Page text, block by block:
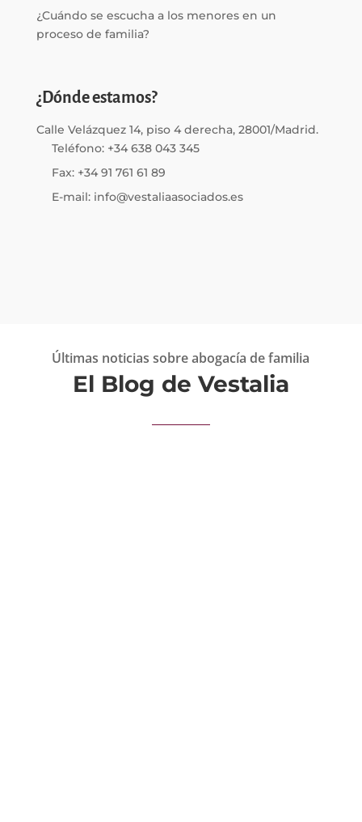
¿Cuándo se escucha a los menores en un
proceso de familia?
¿Dónde estamos?
Calle Velázquez 14, piso 4 derecha, 28001/Madrid.
Teléfono: +34 638 043 345
Fax: +34 91 761 61 89
E-mail: info@vestaliaasociados.es
Últimas noticias sobre abogacía de familia
El Blog de Vestalia